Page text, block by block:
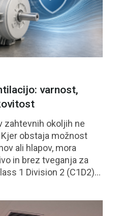
varnost,
zahtevnih okoljih ne
obstaja možnost
ali hlapov, mora
in brez tveganja za
1 Division 2 (C1D2)